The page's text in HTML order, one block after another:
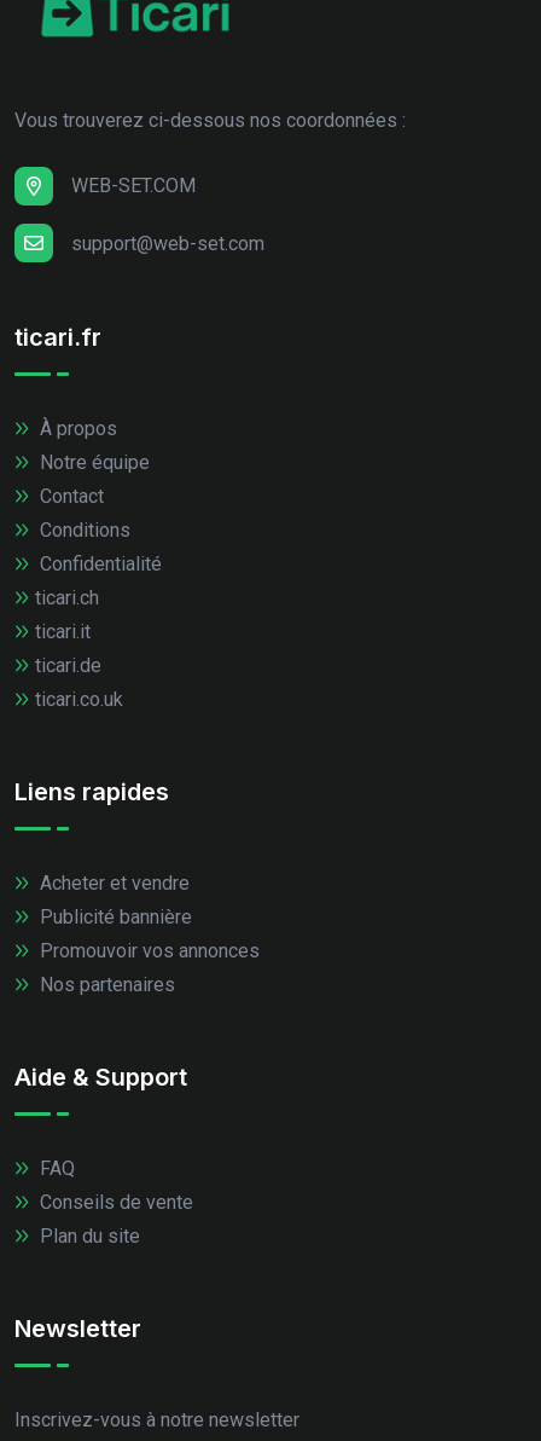
Vous trouverez ci-dessous nos coordonnées :
WEB-SET.COM
support@web-set.com
ticari.fr
À propos
Notre équipe
Contact
Conditions
Confidentialité
ticari.ch
ticari.it
ticari.de
ticari.co.uk
Liens rapides
Acheter et vendre
Publicité bannière
Promouvoir vos annonces
Nos partenaires
Aide & Support
FAQ
Conseils de vente
Plan du site
Newsletter
Inscrivez-vous à notre newsletter